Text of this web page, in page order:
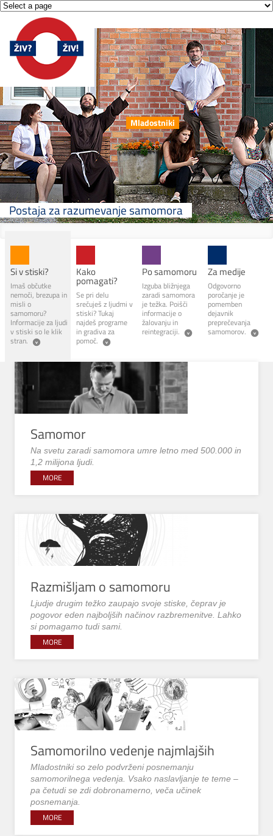
Postaja za razumevanje samomora
Mladostniki
Si v stiski?
Imaš občutke
nemoči, brezupa in
misli o
samomoru?
Informacije za ljudi
v stiski so le klik
stran.
Kako
pomagati?
Se pri delu
srečuješ z ljudmi v
stiski? Tukaj
najdeš programe
in gradiva za
pomoč.
Po samomoru
Izguba bližnjega
zaradi samomora
je težka. Poišči
informacije o
žalovanju in
reintegraciji.
Za medije
Odgovorno
poročanje je
pomemben
dejavnik
preprečevanja
samomorov.
Samomor
Na svetu zaradi samomora umre letno med 500.000 in
1,2 milijona ljudi.
MORE
Razmišljam o samomoru
Ljudje drugim težko zaupajo svoje stiske, čeprav je
pogovor eden najboljših načinov razbremenitve. Lahko
si pomagamo tudi sami.
MORE
Samomorilno vedenje najmlajših
Mladostniki so zelo podvrženi posnemanju
samomorilnega vedenja. Vsako naslavljanje te teme –
pa četudi se zdi dobronamerno, veča učinek
posnemanja.
MORE